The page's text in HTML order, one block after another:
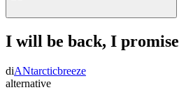
I will be back, I promise
diANtarcticbreeze
alternative